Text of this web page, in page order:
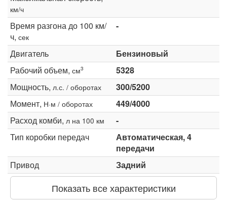
км/ч
Время разгона до 100 км/
ч, сек
-
Двигатель
Бензиновый
Рабочий объем, см3
5328
Мощность, л.с. / оборотах
300/5200
Момент, Н·м / оборотах
449/4000
Расход комби, л на 100 км
-
Тип коробки передач
Автоматическая, 4
передачи
Привод
Задний
Показать все характеристики